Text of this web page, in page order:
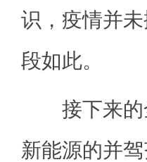
识，疫情并
段如此。
接下来的
新能源的并